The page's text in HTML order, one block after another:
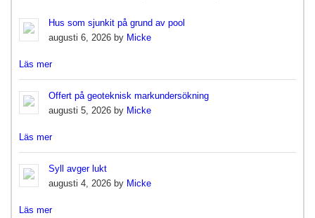
Hus som sjunkit på grund av pool
augusti 6, 2026 by Micke
Läs mer
Offert på geoteknisk markundersökning
augusti 5, 2026 by Micke
Läs mer
Syll avger lukt
augusti 4, 2026 by Micke
Läs mer